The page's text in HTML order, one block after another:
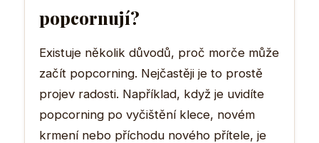
popcornují?
Existuje několik důvodů, proč morče může
začít popcorning. Nejčastěji je to prostě
projev radosti. Například, když je uvidíte
popcorning po vyčištění klece, novém
krmení nebo příchodu nového přítele, je